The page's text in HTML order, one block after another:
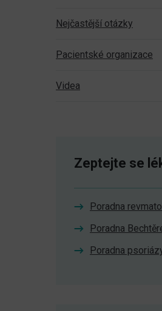
Nejčastější otázky
Pacientské organizace
Videa
Zeptejte se
Poradna
Poradna
Poradna